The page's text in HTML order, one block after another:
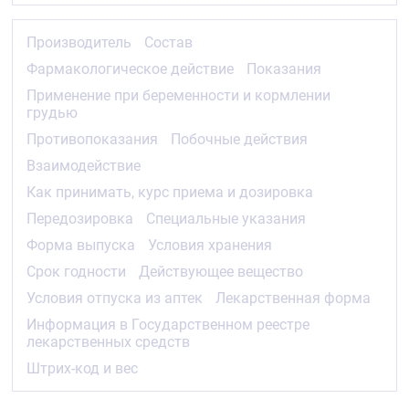
артериальная гипотензия, аортальный стеноз,
митральный стеноз, гипертрофическая
обструктивная кардиомиопатия, острый инфаркт
возраст.
Побочные действия
Со стороны сердечно-сосудистой системы:
периферические отеки (отечность лодыжек и стоп),
редко — нарушение ритма сердца (брадикардия,
желудочковая тахикардия, трепетание
предсердий), инфаркт миокарда, боль в грудной
клетке, ортостатическая гипотензия, васкулит,
очень редко — развитие или усугубление
сердечной недостаточности, экстрасистолия,
мигрень.
Со стороны центральной нервной системы:
головная боль, головокружение, повышенная
утомляемость, ощущение жара и «приливов» крови
к коже лица, сонливость, изменение настроения,
судороги, редко — потеря сознания, гипестезии,
Производитель
Состав
Фармакологическое действие
Показания
Применение при беременности и кормлении
грудью
Противопоказания
Побочные действия
Взаимодействие
Как принимать, курс приема и дозировка
Передозировка
Специальные указания
Форма выпуска
Условия хранения
Срок годности
Действующее вещество
Условия отпуска из аптек
Лекарственная форма
Информация в Государственном реестре
лекарственных средств
Штрих-код и вес